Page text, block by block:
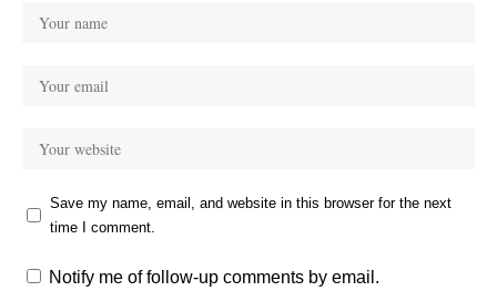
Save my name, email, and website in this browser for the next
time I comment.
Notify me of follow-up comments by email.